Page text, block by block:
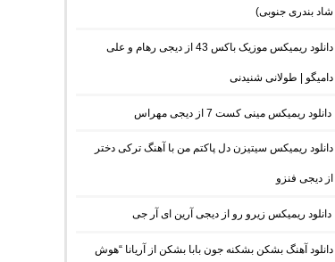
شاد بندری جنوبی)
دانلود ریمیکس موزیک باکس 43 از دیجی رهام و علی
دامیگو | طولانی شنیدنی
دانلود ریمیکس مینی کست 7 از دیجی مهراس
دانلود ریمیکس سیتیزن دل پاکتم من با آهنگ ترکی دختر
از دیجی فنزو
دانلود ریمیکس زیرو رو از دیجی آرین ای آر جی
دانلود آهنگ بشکن بشکنه جون بابا بشکن از آریانا “هوش